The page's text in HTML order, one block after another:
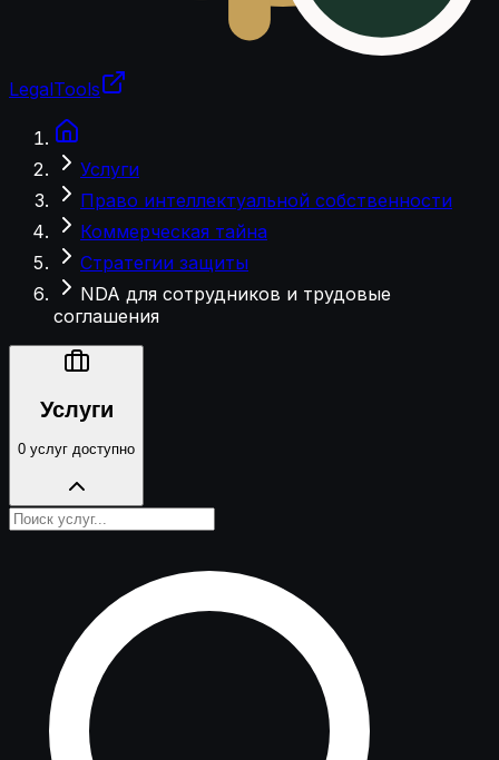
LegalTools
Услуги
Право интеллектуальной собственности
Коммерческая тайна
Стратегии защиты
NDA для сотрудников и трудовые
соглашения
Услуги
0 услуг доступно